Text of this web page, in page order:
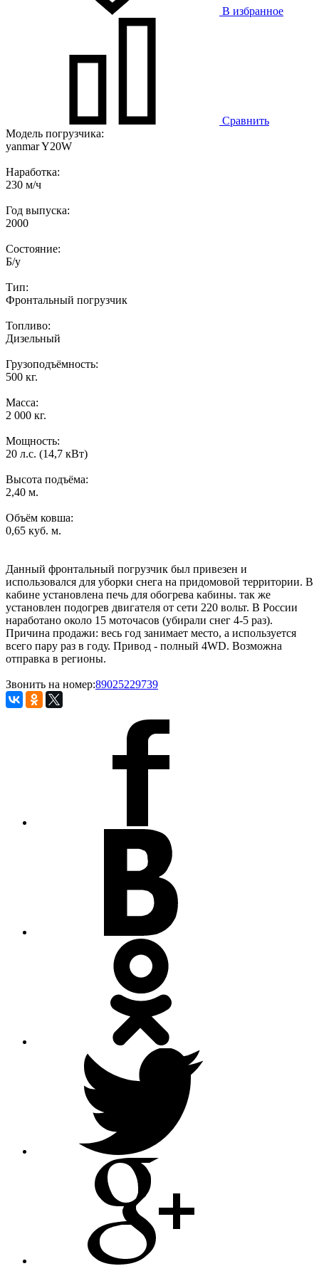
В избранное
Сравнить
Модель погрузчика:
yanmar Y20W
Наработка:
230 м/ч
Год выпуска:
2000
Состояние:
Б/у
Тип:
Фронтальный погрузчик
Топливо:
Дизельный
Грузоподъёмность:
500 кг.
Масса:
2 000 кг.
Мощность:
20 л.с. (14,7 кВт)
Высота подъёма:
2,40 м.
Объём ковша:
0,65 куб. м.
Данный фронтальный погрузчик был привезен и
использовался для уборки снега на придомовой территории. В
кабине установлена печь для обогрева кабины. так же
установлен подогрев двигателя от сети 220 вольт. В России
наработано около 15 моточасов (убирали снег 4-5 раз).
Причина продажи: весь год занимает место, а используется
всего пару раз в году. Привод - полный 4WD. Возможна
отправка в регионы.
Звонить на номер:89025229739